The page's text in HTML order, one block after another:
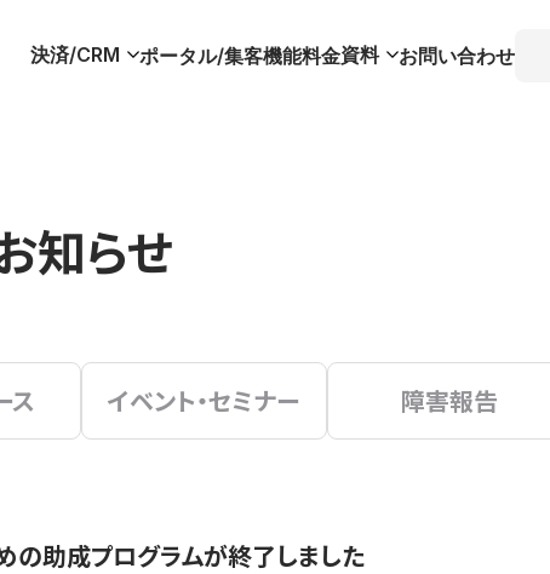
決済/CRM ポータル/集客機能料金資料 お問い合わせ
知らせ
ス イベント・セミナー 障害報告
の助成プログラムが終了しました